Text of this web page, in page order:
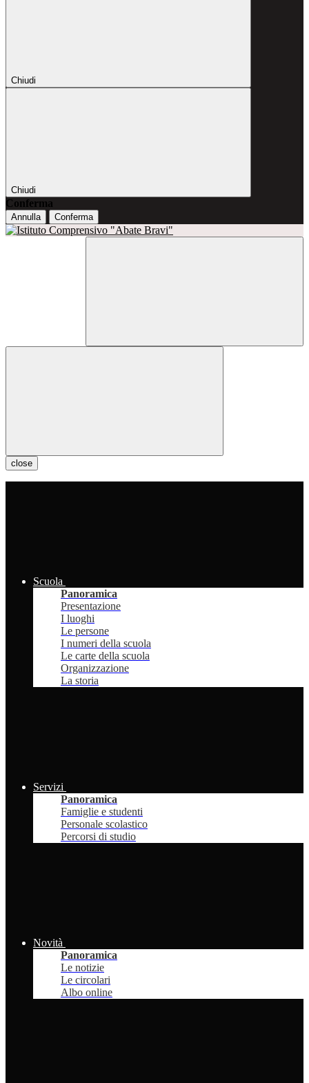
Chiudi
Chiudi
Conferma
Annulla Conferma
close
Scuola
Panoramica
Presentazione
I luoghi
Le persone
I numeri della scuola
Le carte della scuola
Organizzazione
La storia
Servizi
Panoramica
Famiglie e studenti
Personale scolastico
Percorsi di studio
Novità
Panoramica
Le notizie
Le circolari
Albo online